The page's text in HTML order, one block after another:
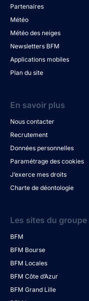
Partenaires
Météo
Météo des neiges
Newsletters BFM
Applications mobiles
Plan du site
En savoir plus
Nous contacter
Recrutement
Données personnelles
Paramétrage des cookies
J’exerce mes droits
Charte de déontologie
Les sites du groupe
BFM
BFM Bourse
BFM Locales
BFM Côte d’Azur
BFM Grand Lille